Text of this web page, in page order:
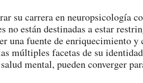
su carrera en neuropsicología
no están destinadas a estar
una fuente de enriquecimiento
múltiples facetas de su
mental, pueden converger